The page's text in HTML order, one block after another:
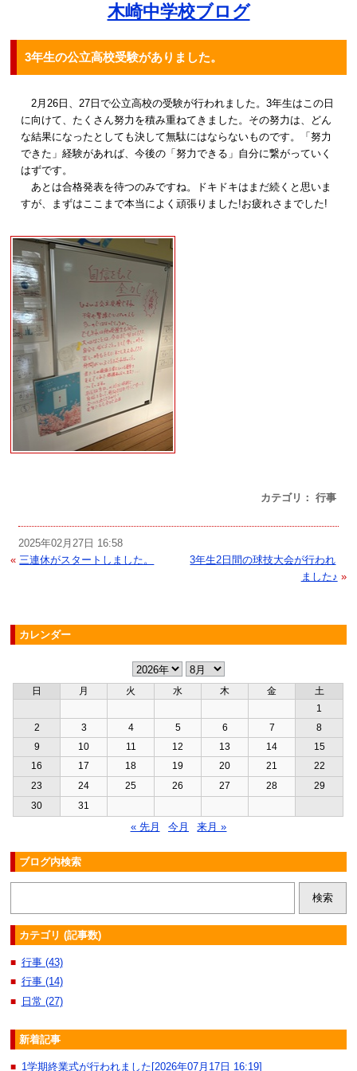
木崎中学校ブログ
3年生の公立高校受験がありました。
カテゴリ： 行事
2月26日、27日で公立高校の受験が行われました。3年生はこの日
に向けて、たくさん努力を積み重ねてきました。その努力は、どん
な結果になったとしても決して無駄にはならないものです。「努力
できた」経験があれば、今後の「努力できる」自分に繋がっていく
はずです。
あとは合格発表を待つのみですね。ドキドキはまだ続くと思いま
すが、まずはここまで本当によく頑張りました!お疲れさまでした!
2025年02月27日 16:58
« 三連休がスタートしました。
3年生2日間の球技大会が行われ
ました♪ »
カレンダー
日 月 火 水 木 金
土
1
2
3 4 5 6 7
8
9
10 11 12 13 14
15
16
17 18 19 20 21
22
23
24 25 26 27 28
29
30
31
« 先月 今月 来月 »
ブログ内検索
カテゴリ (記事数)
■ 行事 (43)
■ 行事 (14)
■ 日常 (27)
新着記事
■ 1学期終業式が行われました[2026年07月17日 16:19]